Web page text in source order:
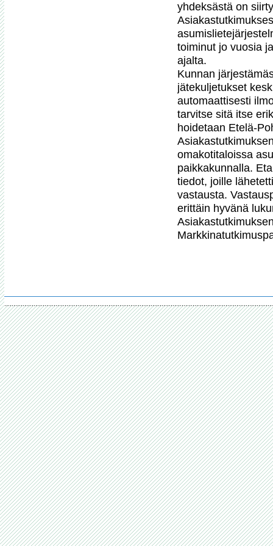
yhdeksästä on
toiminut jo vuosia
ajalta.
Kunnan
jätekuljetukset
automaattisesti
tarvitse sitä itse
hoidetaan Etelä-
omakotitaloissa
paikkakunnalla.
tiedot, joille
vastausta.
erittäin hyvänä